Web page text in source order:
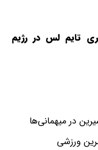
تایم‌ لس در رژیم
در میهمانی‌ها
ورزشی